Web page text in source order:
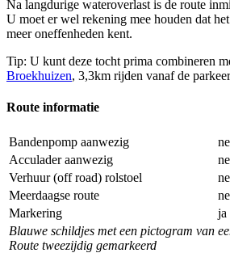
Na langdurige wateroverlast is de route
U moet er wel rekening mee houden dat
meer oneffenheden kent.
Tip: U kunt deze tocht prima combineren
Broekhuizen, 3,3km rijden vanaf de
Route informatie
Bandenpomp aanwezig
Acculader aanwezig
Verhuur (off road) rolstoel
Meerdaagse route
Markering
ja
Blauwe schildjes met een pictogram van
Route tweezijdig gemarkeerd